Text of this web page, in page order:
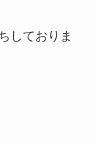
しておりま